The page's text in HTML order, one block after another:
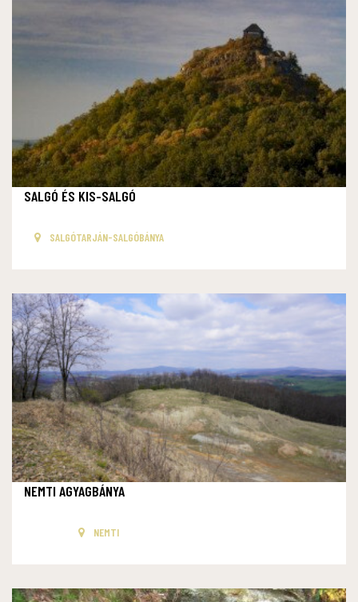
SALGÓ ÉS KIS-SALGÓ
SALGÓTARJÁN-SALGÓBÁNYA
NEMTI AGYAGBÁNYA
NEMTI